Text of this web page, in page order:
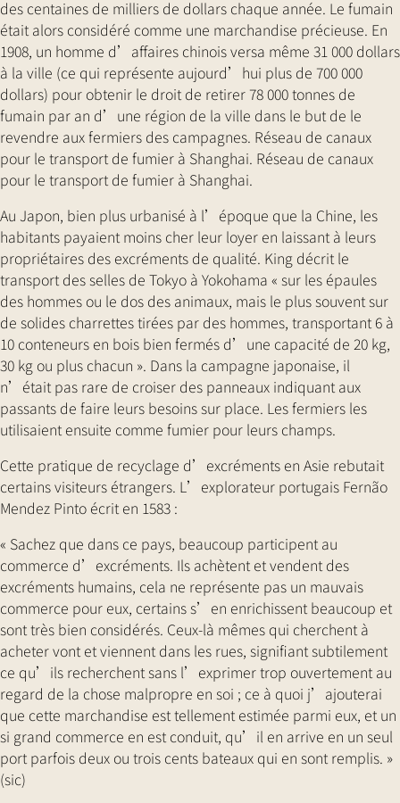
des centaines de milliers de dollars chaque année. Le fumain
était alors considéré comme une marchandise précieuse. En
1908, un homme d’affaires chinois versa même 31 000 dollars
à la ville (ce qui représente aujourd’hui plus de 700 000
dollars) pour obtenir le droit de retirer 78 000 tonnes de
fumain par an d’une région de la ville dans le but de le
revendre aux fermiers des campagnes. Réseau de canaux
pour le transport de fumier à Shanghai. Réseau de canaux
pour le transport de fumier à Shanghai.
Au Japon, bien plus urbanisé à l’époque que la Chine, les
habitants payaient moins cher leur loyer en laissant à leurs
propriétaires des excréments de qualité. King décrit le
transport des selles de Tokyo à Yokohama « sur les épaules
des hommes ou le dos des animaux, mais le plus souvent sur
de solides charrettes tirées par des hommes, transportant 6 à
10 conteneurs en bois bien fermés d’une capacité de 20 kg,
30 kg ou plus chacun ». Dans la campagne japonaise, il
n’était pas rare de croiser des panneaux indiquant aux
passants de faire leurs besoins sur place. Les fermiers les
utilisaient ensuite comme fumier pour leurs champs.
Cette pratique de recyclage d’excréments en Asie rebutait
certains visiteurs étrangers. L’explorateur portugais Fernão
Mendez Pinto écrit en 1583 :
« Sachez que dans ce pays, beaucoup participent au
commerce d’excréments. Ils achètent et vendent des
excréments humains, cela ne représente pas un mauvais
commerce pour eux, certains s’en enrichissent beaucoup et
sont très bien considérés. Ceux-là mêmes qui cherchent à
acheter vont et viennent dans les rues, signifiant subtilement
ce qu’ils recherchent sans l’exprimer trop ouvertement au
regard de la chose malpropre en soi ; ce à quoi j’ajouterai
que cette marchandise est tellement estimée parmi eux, et un
si grand commerce en est conduit, qu’il en arrive en un seul
port parfois deux ou trois cents bateaux qui en sont remplis. »
(sic)